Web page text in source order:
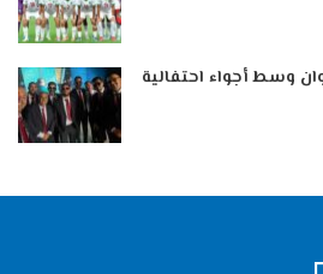
وسط أجواء احتفالية